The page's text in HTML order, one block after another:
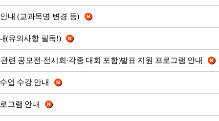
내 (교과목명 변경 등)
(유의사항 필독!)
련 공모전·전시회·각종 대회 포함)발표 지원 프로그램 안내
업 수강 안내
그램 안내